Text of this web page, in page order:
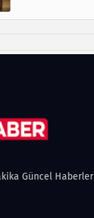
Güncel Haberler